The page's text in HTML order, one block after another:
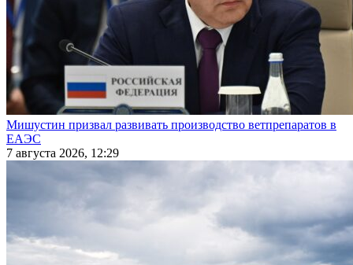
Мишустин призвал развивать производство ветпрепаратов в
ЕАЭС
7 августа 2026, 12:29